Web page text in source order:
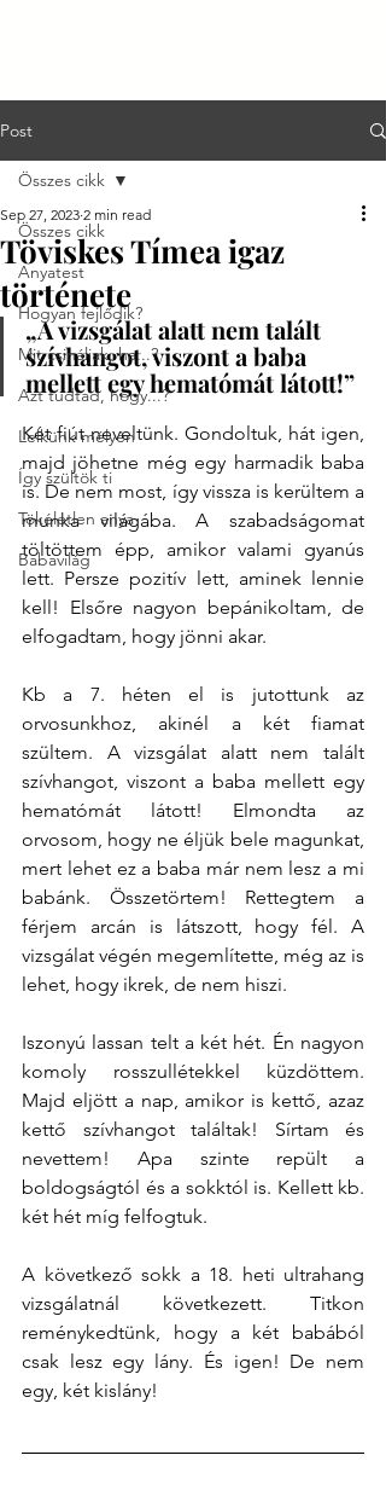
Post
Összes cikk
Anyatest
Hogyan fejlődik?
Mit csináljak, ha...?
Azt tudtad, hogy...?
Lelkünk mélyén
Így szültök ti
Tökéletlen anya
Babavilág
Összes cikk
Töviskes Tímea igaz
története
Sep 27, 2023 2 min read
„A vizsgálat alatt nem talált
szívhangot, viszont a baba
mellett egy hematómát látott!”
Két fiút neveltünk. Gondoltuk, hát igen,
majd jöhetne még egy harmadik baba
is. De nem most, így vissza is kerültem a
munka világába. A szabadságomat
töltöttem épp, amikor valami gyanús
lett. Persze pozitív lett, aminek lennie
kell! Elsőre nagyon bepánikoltam, de
elfogadtam, hogy jönni akar.
Kb a 7. héten el is jutottunk az
orvosunkhoz, akinél a két fiamat
szültem. A vizsgálat alatt nem talált
szívhangot, viszont a baba mellett egy
hematómát látott! Elmondta az
orvosom, hogy ne éljük bele magunkat,
mert lehet ez a baba már nem lesz a mi
babánk. Összetörtem! Rettegtem a
férjem arcán is látszott, hogy fél. A
vizsgálat végén megemlítette, még az is
lehet, hogy ikrek, de nem hiszi.
Iszonyú lassan telt a két hét. Én nagyon
komoly rosszullétekkel küzdöttem.
Majd eljött a nap, amikor is kettő, azaz
kettő szívhangot találtak! Sírtam és
nevettem! Apa szinte repült a
boldogságtól és a sokktól is. Kellett kb.
két hét míg felfogtuk.
A következő sokk a 18. heti ultrahang
vizsgálatnál következett. Titkon
reménykedtünk, hogy a két babából
csak lesz egy lány. És igen! De nem
egy, két kislány!